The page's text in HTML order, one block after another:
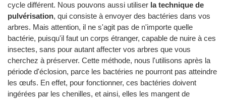
cycle différent. Nous pouvons aussi utiliser la technique de
pulvérisation, qui consiste à envoyer des bactéries dans vos
arbres. Mais attention, il ne s'agit pas de n'importe quelle
bactérie, puisqu'il faut un corps étranger, capable de nuire à ces
insectes, sans pour autant affecter vos arbres que vous
cherchez à préserver. Cette méthode, nous l'utilisons après la
période d'éclosion, parce les bactéries ne pourront pas atteindre
les œufs. En effet, pour fonctionner, ces bactéries doivent
ingérées par les chenilles, et ainsi, elles les mangent de